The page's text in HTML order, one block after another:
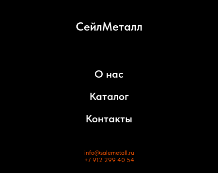
СейлМеталл
О нас
Каталог
Контакты
info@salemetall.ru
+7 912 299 40 54